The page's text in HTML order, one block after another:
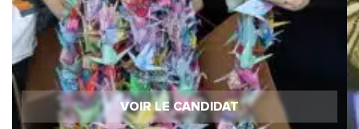
VOIR LE CANDIDAT